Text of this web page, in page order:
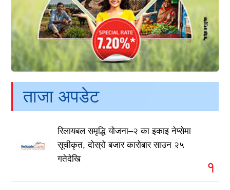
ताजा अपडेट
रिलायबल समृद्धि योजना–२ का इकाइ नेप्सेमा
सूचीकृत, दोस्रो बजार कारोबार साउन २५
गतेदेखि
१